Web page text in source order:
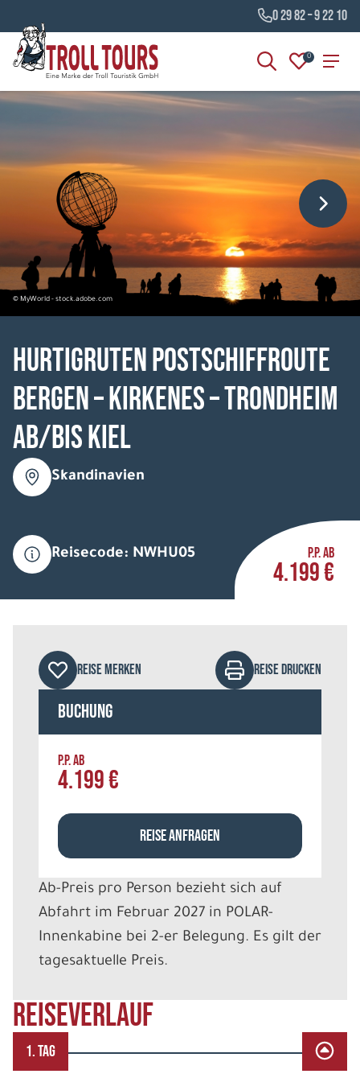
0 29 82 – 9 22 10
0
© MyWorld - stock.adobe.com
HURTIGRUTEN Postschiffroute
Bergen – Kirkenes – Trondheim
ab/bis Kiel
Skandinavien
Reisecode: NWHU05 P.P. AB
4.199 €
Reiseverlauf
1. TAG
REISE MERKEN REISE DRUCKEN
Buchung
P.P. AB
4.199 €
REISE ANFRAGEN
Ab-Preis pro Person bezieht sich auf
Abfahrt im Februar 2027 in POLAR-
Innenkabine bei 2-er Belegung. Es gilt der
tagesaktuelle Preis.